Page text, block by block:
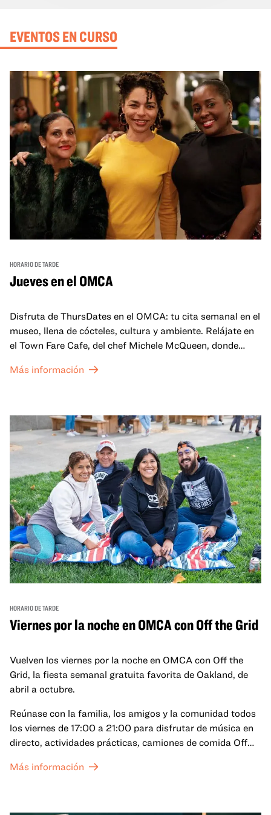
EVENTOS EN CURSO
HORARIO DE TARDE
Jueves en el OMCA
Disfruta de ThursDates en el OMCA: tu cita semanal en el
museo, llena de cócteles, cultura y ambiente. Relájate en
el Town Fare Cafe, del chef Michele McQueen, donde
fondo, o explora las galerías, que cobran vida por la noche
adultos!
Más información
HORARIO DE TARDE
Viernes por la noche en OMCA con Off the Grid
Vuelven los viernes por la noche en OMCA con Off the
Grid, la fiesta semanal gratuita favorita de Oakland, de
abril a octubre.
Reúnase con la familia, los amigos y la comunidad todos
los viernes de 17:00 a 21:00 para disfrutar de música en
directo, actividades prácticas, camiones de comida Off
exposiciones especiales, con una
Más información